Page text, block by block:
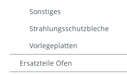
Sonstiges
Strahlungsschutzbleche
Vorlegeplatten
Ersatzteile Öfen